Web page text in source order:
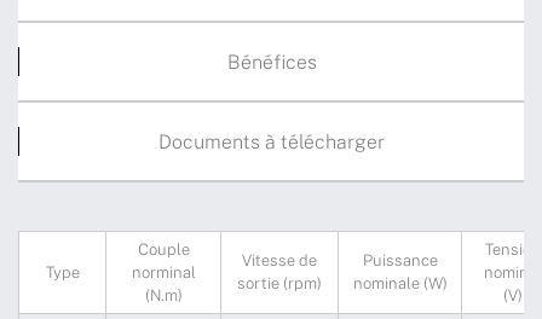
Bénéfices
Documents à télécharger
Type
Couple
norminal
(N.m)
Vitesse de
sortie (rpm)
Puissance
nominale (W)
Tension
nominal
(V)